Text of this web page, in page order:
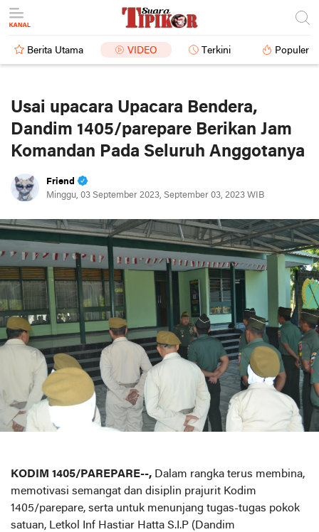
Berita Utama VIDEO Terkini Populer
Usai upacara Upacara Bendera,
Dandim 1405/parepare Berikan Jam
Komandan Pada Seluruh Anggotanya
Friend
Minggu, 03 September 2023, September 03, 2023 WIB
KODIM 1405/PAREPARE--, Dalam rangka terus membina,
memotivasi semangat dan disiplin prajurit Kodim
1405/parepare, serta untuk menunjang tugas-tugas pokok
satuan, Letkol Inf Hastiar Hatta S.I.P (Dandim